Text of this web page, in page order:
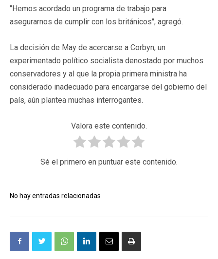
"Hemos acordado un programa de trabajo para
asegurarnos de cumplir con los británicos", agregó.
La decisión de May de acercarse a Corbyn, un
experimentado político socialista denostado por muchos
conservadores y al que la propia primera ministra ha
considerado inadecuado para encargarse del gobierno del
país, aún plantea muchas interrogantes.
Valora este contenido.
Sé el primero en puntuar este contenido.
No hay entradas relacionadas